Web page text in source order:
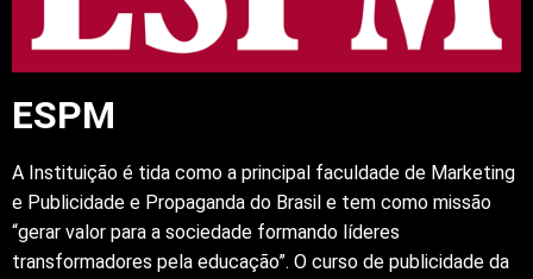
ESPM
A Instituição é tida como a principal faculdade de Marketing
e Publicidade e Propaganda do Brasil e tem como missão
“gerar valor para a sociedade formando líderes
transformadores pela educação”. O curso de publicidade da